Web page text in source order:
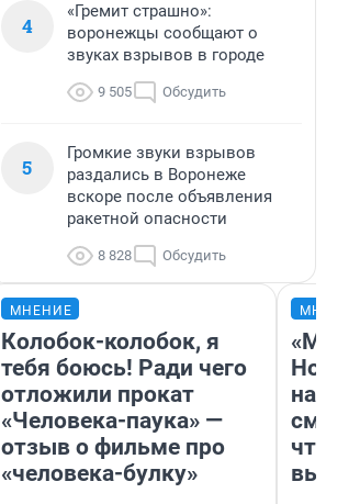
4
«Гремит страшно»:
воронежцы сообщают о
звуках взрывов в городе
9 505 Обсудить
5
Громкие звуки взрывов
раздались в Воронеже
вскоре после объявления
ракетной опасности
8 828 Обсудить
МНЕНИЕ
Колобок-колобок, я
тебя боюсь! Ради чего
отложили прокат
«Человека-паука» —
отзыв о фильме про
«человека-булку»
«Мы